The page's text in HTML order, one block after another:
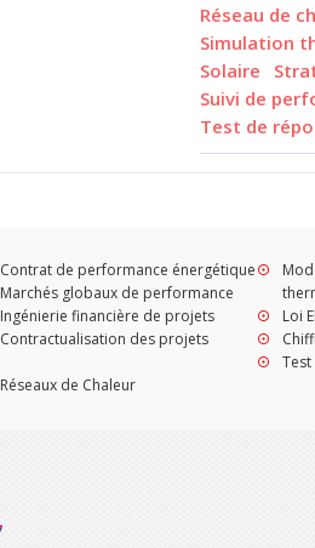
Réseau de
Simulation
Solaire
Suivi de
Test de
Contrat de performance énergétique
Marchés globaux de performance
Ingénierie financière de projets
Contractualisation des projets
Loi
Réseaux de Chaleur